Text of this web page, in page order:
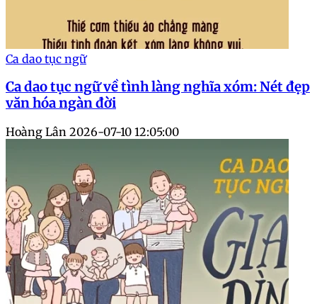
Ca dao tục ngữ
Ca dao tục ngữ về tình làng nghĩa xóm: Nét đẹp
văn hóa ngàn đời
Hoàng Lân 2026-07-10 12:05:00